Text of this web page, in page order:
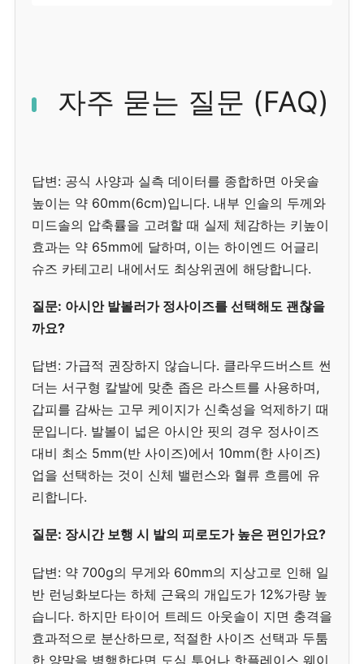
자주 묻는 질문 (FAQ)
답변: 공식 사양과 실측 데이터를 종합하면 아웃솔
높이는 약 60mm(6cm)입니다. 내부 인솔의 두께와
미드솔의 압축률을 고려할 때 실제 체감하는 키높이
효과는 약 65mm에 달하며, 이는 하이엔드 어글리
슈즈 카테고리 내에서도 최상위권에 해당합니다.
질문: 아시안 발볼러가 정사이즈를 선택해도 괜찮을
까요?
답변: 가급적 권장하지 않습니다. 클라우드버스트 썬
더는 서구형 칼발에 맞춘 좁은 라스트를 사용하며,
갑피를 감싸는 고무 케이지가 신축성을 억제하기 때
문입니다. 발볼이 넓은 아시안 핏의 경우 정사이즈
대비 최소 5mm(반 사이즈)에서 10mm(한 사이즈)
업을 선택하는 것이 신체 밸런스와 혈류 흐름에 유
리합니다.
질문: 장시간 보행 시 발의 피로도가 높은 편인가요?
답변: 약 700g의 무게와 60mm의 지상고로 인해 일
반 런닝화보다는 하체 근육의 개입도가 12%가량 높
습니다. 하지만 타이어 트레드 아웃솔이 지면 충격을
효과적으로 분산하므로, 적절한 사이즈 선택과 두툼
한 양말을 병행한다면 도심 투어나 핫플레이스 웨이